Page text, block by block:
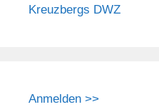
Kreuzbergs DWZ
Anmelden >>